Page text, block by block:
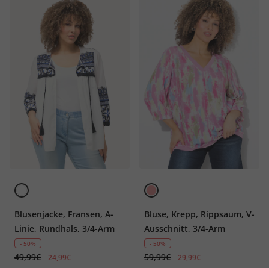
Blusenjacke, Fransen, A-
Linie, Rundhals, 3/4-Arm
- 50%
49,99€ 24,99€
Bluse, Krepp, Rippsaum, V-
Ausschnitt, 3/4-Arm
- 50%
59,99€ 29,99€